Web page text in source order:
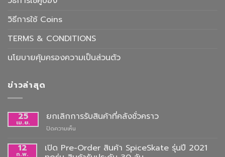
วิธีการใช้ Coins
TERMS & CONDITIONS
นโยบายคุ้มครองความเป็นส่วนตัว
ข่าวล่าสุด
25
เม.ย.
ยกเลิกการรับสินค้าที่คลังชั่วคราว
ปิดความเห็น
การ
รับ
12
ก.พ.
เปิด Pre-Order สินค้า SpiceSkate รุ่นปี 2021